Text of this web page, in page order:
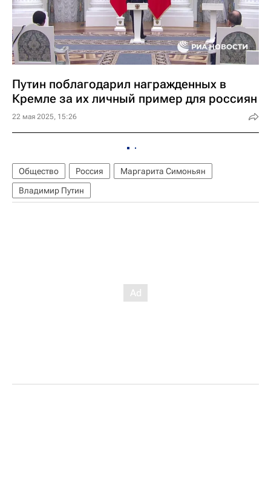
Путин поблагодарил награжденных в
Кремле за их личный пример для россиян
22 мая 2025, 15:26
Общество Россия
Маргарита Симоньян
Владимир Путин